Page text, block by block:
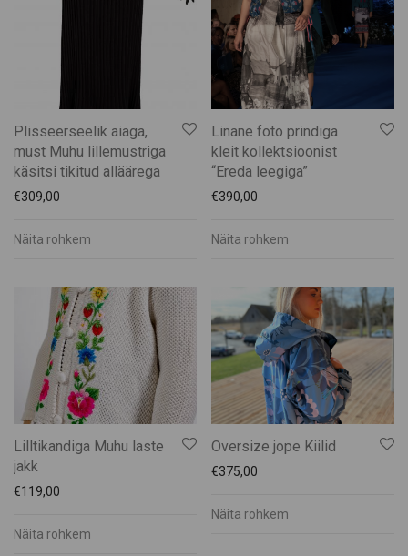
Plisseerseelik aiaga,
must Muhu lillemustriga
käsitsi tikitud alläärega
€309,00
Näita rohkem
Linane foto prindiga
kleit kollektsioonist
“Ereda leegiga”
€390,00
Näita rohkem
Lilltikandiga Muhu laste
jakk
€119,00
Näita rohkem
Oversize jope Kiilid
€375,00
Näita rohkem